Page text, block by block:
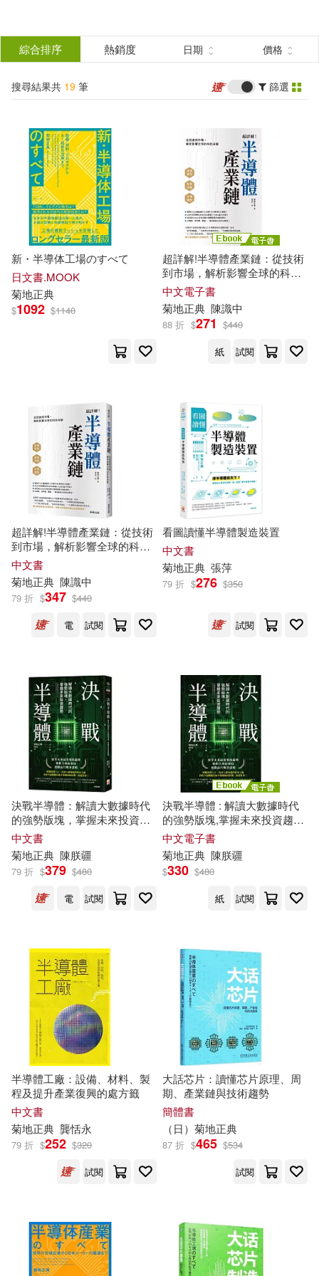
結
分類 (單選)
所有商品(19) 圖書(15)
雜誌(2) 電子書(2)
作者 (可複選)
菊地正典(13)
（日）菊地正典(4)
(日)菊地正典(1)
菊地正典、影山隆雄(1)
出版社 (可複選)
世茂(7) 機械工業出版社(4)
ダイヤモンド社(2)
台灣東販(2)
配送方式 (可複選)
可超商取貨(17)
可海外宅配(17)
可港澳店取(17)
可新加坡店取(17)
電子書 (可複選)
適合手機平板閱讀(1)
適合平板閱讀(1)
其他 (可複選)
現在可購買商品(8)
作者/演唱/譯/編/繪(19)
價格
綜合排序 熱銷度 日期 價格
搜尋結果共 19 筆 篩選
新・半導体工場のすべて
日文書.MOOK
菊地正典
$1092 $1140
超詳解!半導體產業鏈：從技術
到市場，解析影響全球的科技
命脈 (電子書)
中文電子書
菊地正典 陳識中
88 折 $271 $440
紙
試閱
超詳解!半導體產業鏈：從技術
到市場，解析影響全球的科技
命脈
中文書
菊地正典 陳識中
79 折 $347 $440
電
試閱
看圖讀懂半導體製造裝置
中文書
菊地正典 張萍
79 折 $276 $350
試閱
決戰半導體：解讀大數據時代
的強勢版塊，掌握未來投資趨
勢
中文書
菊地正典 陳朕疆
79 折 $379 $480
電
試閱
決戰半導體 : 解讀大數據時代
的強勢版塊,掌握未來投資趨勢
(電子書)
中文電子書
菊地正典 陳朕疆
$330 $480
紙
試閱
半導體工廠：設備、材料、製
程及提升產業復興的處方籤
中文書
菊地正典 龔恬永
79 折 $252 $320
試閱
大話芯片：讀懂芯片原理、周
期、產業鏈與技術趨勢
簡體書
（日） 菊地正典
87 折 $465 $534
試閱